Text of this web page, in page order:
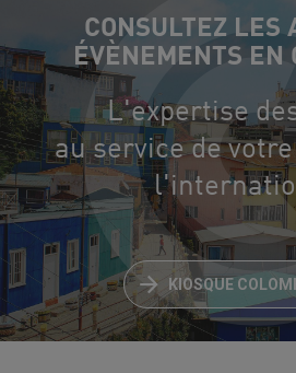
CONSULTEZ LES
ÉVÈNEMENTS EN
L'expertise
au service de
KIOSQUE